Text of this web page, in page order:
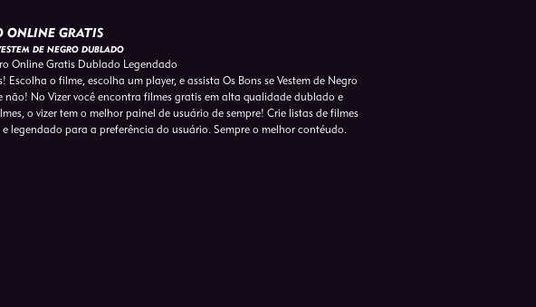
ONLINE GRATIS
DE NEGRO DUBLADO
Online Gratis Dublado Legendado
o filme, escolha um player, e assista Os Bons se Vestem de Negro
No Vizer você encontra filmes gratis em alta qualidade dublado e
o vizer tem o melhor painel de usuário de sempre! Crie listas de filmes
legendado para a preferência do usuário. Sempre o melhor contéudo.